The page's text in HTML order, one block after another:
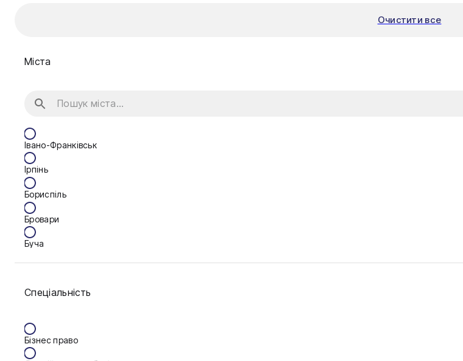
Очистити все
Міста
Івано-Франківськ
Ірпінь
Бориспіль
Бровари
Буча
Васильків
Запоріжжя
Спеціальність
Бізнес право